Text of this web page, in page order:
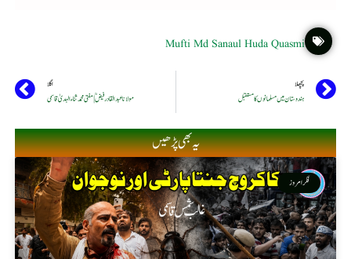
Mufti Md Sanaul Huda Quasmi
پچھلا
ہندوستان میں مسلمانوں کا مستقبل
اگلا
مولانا عبد القادر فیضؒ | مفتی محمد ثناء الہدیٰ قاسمی
یہ بھی پڑھیں
فکر امروز